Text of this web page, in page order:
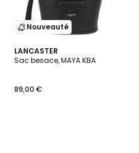
Nouveauté
LANCASTER
Sac besace, MAYA KBA
89,00 €